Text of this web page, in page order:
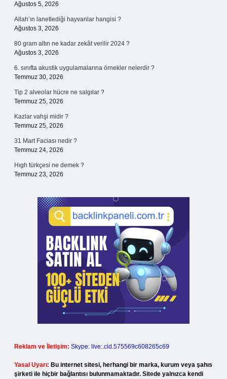
Ağustos 5, 2026
Allah’ın lanetlediği hayvanlar hangisi ?
Ağustos 3, 2026
80 gram altın ne kadar zekât verilir 2024 ?
Ağustos 3, 2026
6. sınıfta akustik uygulamalarına örnekler nelerdir ?
Temmuz 30, 2026
Tip 2 alveolar hücre ne salgılar ?
Temmuz 25, 2026
Kazlar vahşi midir ?
Temmuz 25, 2026
31 Mart Faciası nedir ?
Temmuz 24, 2026
Hıgh türkçesi ne demek ?
Temmuz 23, 2026
Reklam ve İletişim: Skype: live:.cid.575569c608265c69
Yasal Uyarı: Bu internet sitesi, herhangi bir marka, kurum veya şahıs
şirketi ile hiçbir bağlantısı bulunmamaktadır. Sitede yalnızca kendi